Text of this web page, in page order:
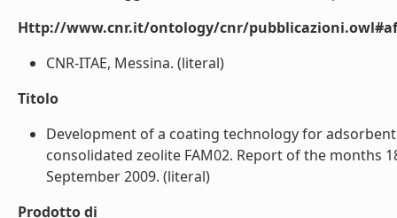
Http://www.cnr.it/ontology/cnr/
CNR-ITAE, Messina. (literal)
Titolo
Development of a coating technology for
consolidated zeolite FAM02. Report of the months
September 2009. (literal)
Prodotto di